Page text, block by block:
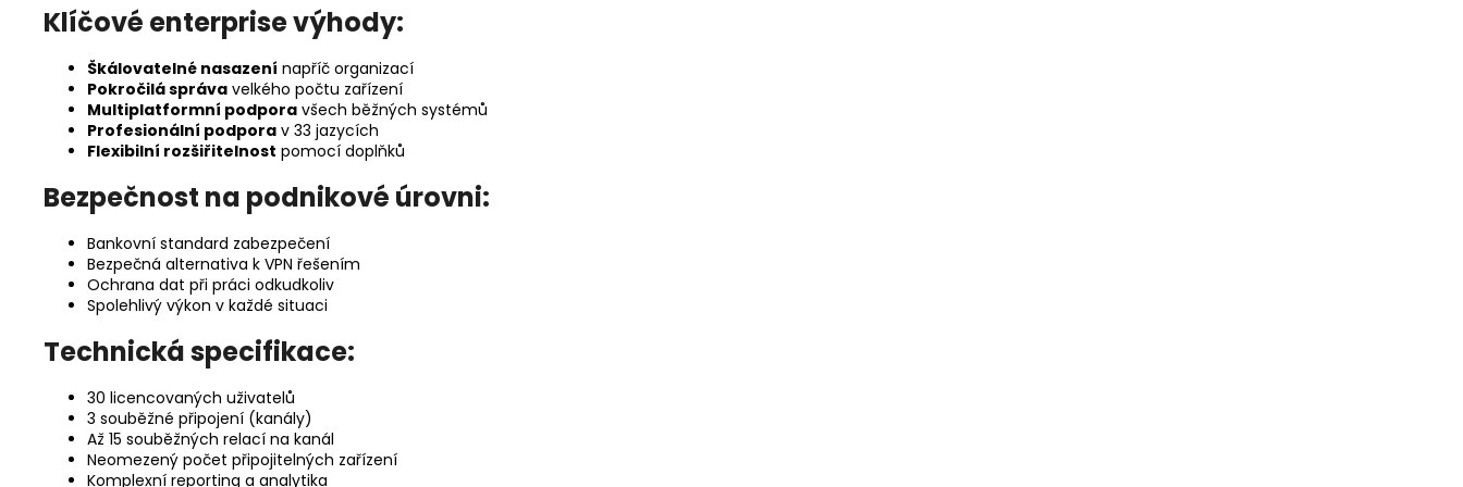
Klíčové enterprise výhody:
Škálovatelné nasazení napříč organizací
Pokročilá správa velkého počtu zařízení
Multiplatformní podpora všech běžných systémů
Profesionální podpora v 33 jazycích
Flexibilní rozšiřitelnost pomocí doplňků
Bezpečnost na podnikové úrovni:
Bankovní standard zabezpečení
Bezpečná alternativa k VPN řešením
Ochrana dat při práci odkudkoliv
Spolehlivý výkon v každé situaci
Technická specifikace:
30 licencovaných uživatelů
3 souběžné připojení (kanály)
Až 15 souběžných relací na kanál
Neomezený počet připojitelných zařízení
Komplexní reporting a analytika